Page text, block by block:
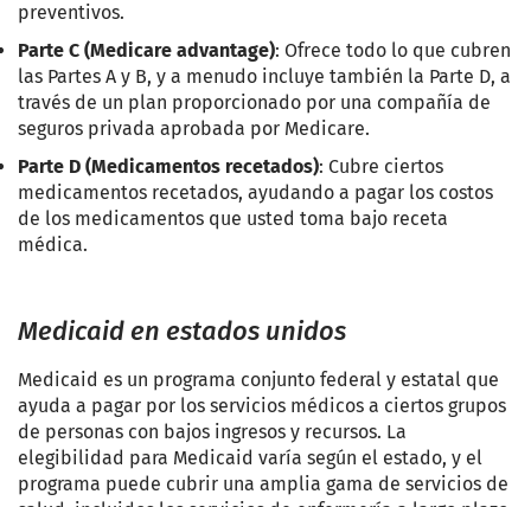
preventivos.
Parte C (Medicare advantage): Ofrece todo lo que cubren
las Partes A y B, y a menudo incluye también la Parte D, a
través de un plan proporcionado por una compañía de
seguros privada aprobada por Medicare.
Parte D (Medicamentos recetados): Cubre ciertos
medicamentos recetados, ayudando a pagar los costos
de los medicamentos que usted toma bajo receta
médica.
Medicaid en estados unidos
Medicaid es un programa conjunto federal y estatal que
ayuda a pagar por los servicios médicos a ciertos grupos
de personas con bajos ingresos y recursos. La
elegibilidad para Medicaid varía según el estado, y el
programa puede cubrir una amplia gama de servicios de